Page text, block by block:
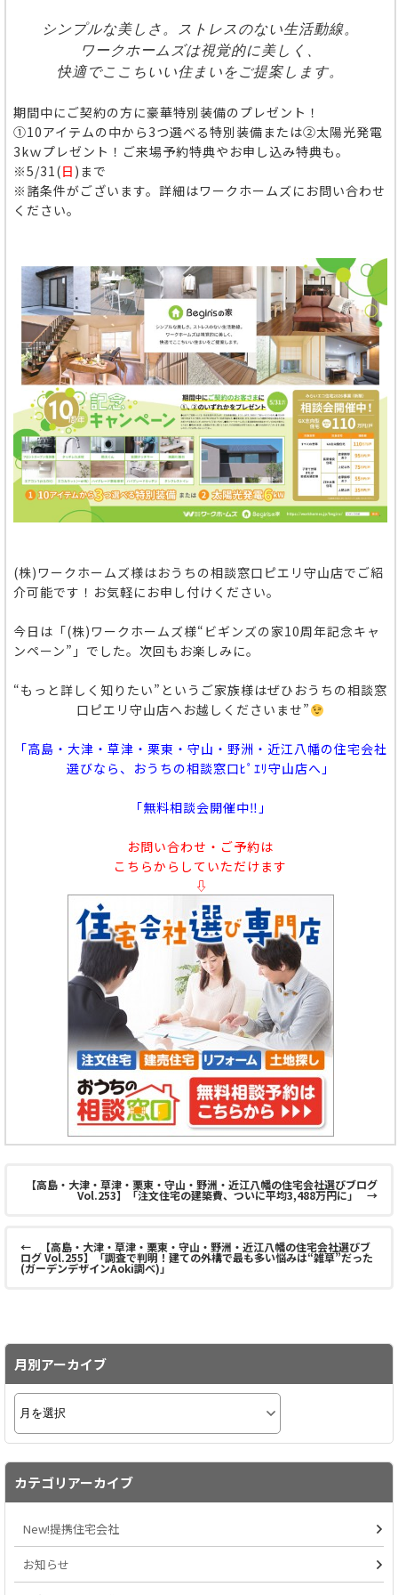
シンプルな美しさ。ストレスのない生活動線。
ワークホームズは視覚的に美しく、
快適でここちいい住まいをご提案します。
期間中にご契約の方に豪華特別装備のプレゼント！
①10アイテムの中から3つ選べる特別装備または②太陽光発電
3kｗプレゼント！ご来場予約特典やお申し込み特典も。
※5/31(日 )まで
※諸条件がございます。詳細はワークホームズにお問い合わせ
ください。
(株)ワークホームズ様はおうちの相談窓口ピエリ守山店でご紹
介可能です！お気軽にお申し付けください。
今日は「(株)ワークホームズ様“ビギンズの家10周年記念キャ
ンペーン”」でした。次回もお楽しみに。
“もっと詳しく知りたい”というご家族様はぜひおうちの相談窓
口ピエリ守山店へお越しくださいませ”
「高島・大津・草津・栗東・守山・野洲・近江八幡の住宅会社
選びなら、おうちの相談窓口ﾋﾟｴﾘ守山店へ」
「無料相談会開催中‼」
お問い合わせ・ご予約は
こちらからしていただけます
⇩
【高島・大津・草津・栗東・守山・野洲・近江八幡の住宅会社選びブログ
Vol.253】「注文住宅の建築費、ついに平均3,488万円に」 →
← 【高島・大津・草津・栗東・守山・野洲・近江八幡の住宅会社選びブ
ログ Vol.255】「調査で判明！建ての外構で最も多い悩みは“雑草”だった
(ガーデンデザインAoki調べ)」
月別アーカイブ
カテゴリアーカイブ
New!提携住宅会社
お知らせ